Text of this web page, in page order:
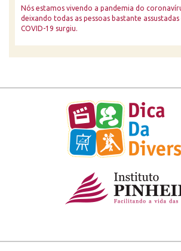
Nós estamos vivendo a pandemia do
deixando todas as pessoas bastante assustadas
COVID-19 surgiu.